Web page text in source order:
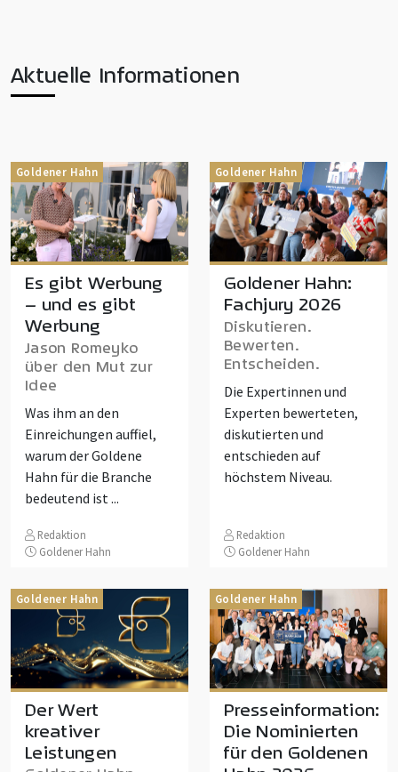
Aktuelle Informationen
Goldener Hahn
Es gibt Werbung
– und es gibt
Werbung
Jason Romeyko
über den Mut zur
Idee
Was ihm an den
Einreichungen auffiel,
warum der Goldene
Hahn für die Branche
bedeutend ist ...
Redaktion
Goldener Hahn
Goldener Hahn
Goldener Hahn:
Fachjury 2026
Diskutieren.
Bewerten.
Entscheiden.
Die Expertinnen und
Experten bewerteten,
diskutierten und
entschieden auf
höchstem Niveau.
Redaktion
Goldener Hahn
Goldener Hahn
Der Wert
kreativer
Leistungen
Goldener Hahn
Presseinformation:
Die Nominierten
für den Goldenen